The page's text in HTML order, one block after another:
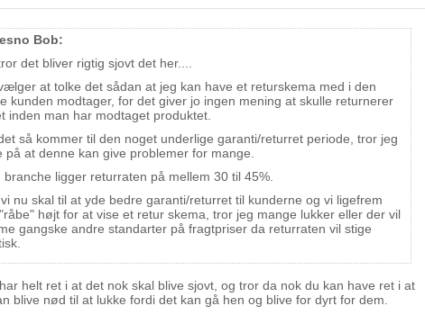
Bob:
det bliver rigtig sjovt det her....
at tolke det sådan at jeg kan have et returskema med i den
kunden modtager, for det giver jo ingen mening at skulle returnerer
inden man har modtaget produktet.
så kommer til den noget underlige garanti/returret periode, tror jeg
på at denne kan give problemer for mange.
branche ligger returraten på mellem 30 til 45%.
nu skal til at yde bedre garanti/returret til kunderne og vi ligefrem
højt for at vise et retur skema, tror jeg mange lukker eller der vil
gangske andre standarter på fragtpriser da returraten vil stige
helt ret i at det nok skal blive sjovt, og tror da nok du kan have ret i at
blive nød til at lukke fordi det kan gå hen og blive for dyrt for dem.